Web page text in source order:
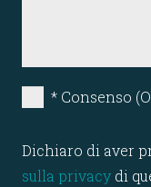
* Consenso
Dichiaro di aver
sulla privacy di